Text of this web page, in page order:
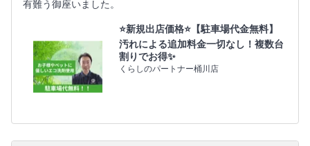
有難う御座いました。
⭐新規出店価格⭐【駐車場代金無料】
汚れによる追加料金一切なし！複数台
割りでお得✨
くらしのパートナー桶川店